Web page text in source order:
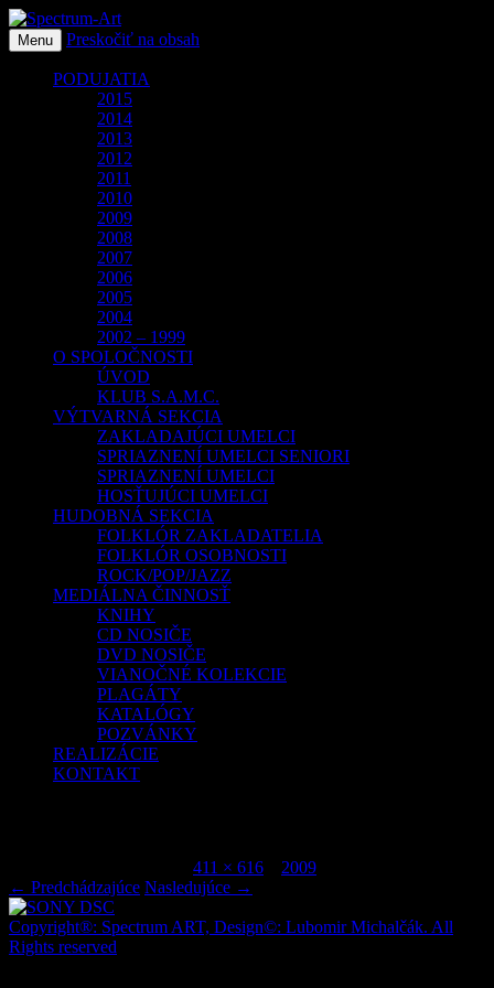
Spectrum-Art
O spoločnosti Spectrum Art
Menu Preskočiť na obsah
PODUJATIA
2015
2014
2013
2012
2011
2010
2009
2008
2007
2006
2005
2004
2002 – 1999
O SPOLOČNOSTI
ÚVOD
KLUB S.A.M.C.
VÝTVARNÁ SEKCIA
ZAKLADAJÚCI UMELCI
SPRIAZNENÍ UMELCI SENIORI
SPRIAZNENÍ UMELCI
HOSŤUJÚCI UMELCI
HUDOBNÁ SEKCIA
FOLKLÓR ZAKLADATELIA
FOLKLÓR OSOBNOSTI
ROCK/POP/JAZZ
MEDIÁLNA ČINNOSŤ
KNIHY
CD NOSIČE
DVD NOSIČE
VIANOČNÉ KOLEKCIE
PLAGÁTY
KATALÓGY
POZVÁNKY
REALIZÁCIE
KONTAKT
411 × 616 2009
← Predchádzajúce Nasledujúce →
Copyright®: Spectrum ART, Design©: Lubomir Michalčák. All
Rights reserved